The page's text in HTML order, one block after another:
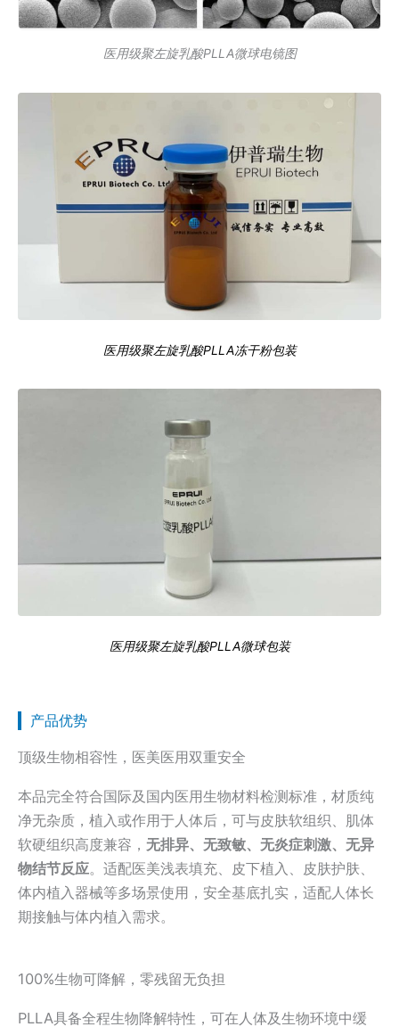
医用级聚左旋乳酸PLLA微球电镜图
医用级聚左旋乳酸PLLA冻干粉包装
医用级聚左旋乳酸PLLA微球包装
产品优势
顶级生物相容性，医美医用双重安全
本品完全符合国际及国内医用生物材料检测标准，材质纯
净无杂质，植入或作用于人体后，可与皮肤软组织、肌体
软硬组织高度兼容， 无排异、无致敏、无炎症刺激、无异
物结节反应。适配医美浅表填充、皮下植入、皮肤护肤、
体内植入器械等多场景使用，安全基底扎实，适配人体长
期接触与体内植入需求。
100%生物可降解，零残留无负担
PLLA具备全程生物降解特性，可在人体及生物环境中缓